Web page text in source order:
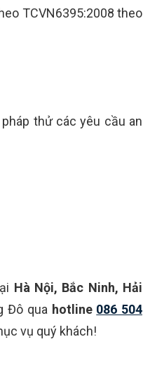
TCVN6395:2008 theo
thử các yêu cầu an
Hà Nội, Bắc Ninh, Hải
Đô qua hotline 086 504
vụ quý khách!